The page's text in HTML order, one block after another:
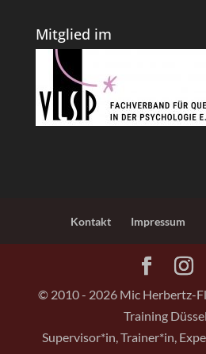
Mitglied im
Kontakt Impressum
© 2010 - 2026Mic Herbertz-
Training
Supervisor*in, Trainer*in,